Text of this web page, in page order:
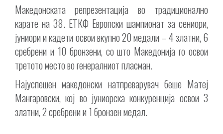
Македонската репрезентација во традиционално
карате на 38. ЕТКФ Европски шампионат за сениори,
јуниори и кадети освои вкупно 20 медали – 4 златни, 6
сребрени и 10 бронзени, со што Македонија го освои
третото место во генералниот пласман.
Најуспешен македонски натпреварувач беше Матеј
Мангаровски, кој во јуниорска конкуренција освои 3
златни, 2 сребрени и 1 бронзен медал.